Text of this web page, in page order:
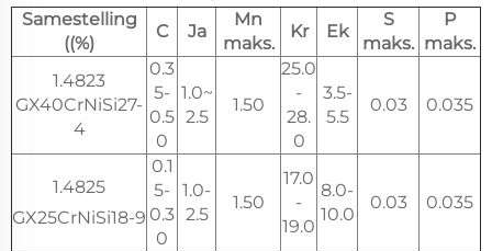
Samestelling
((%)
C Ja
Mn
maks.
Kr Ek
S
maks.
P
maks.
1.4823
GX40CrNiSi27-
4
0.3
5-
0.5
0
1.0~
2.5
1.50
25.0
-
28.
0
3.5-
5.5
0.03 0.035
1.4825
GX25CrNiSi18-9
0.1
5-
0.3
0
1.0-
2.5
1.50
17.0
-
19.0
8.0-
10.0
0.03 0.035